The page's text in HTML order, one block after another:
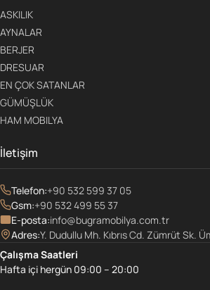
ASKILIK
AYNALAR
BERJER
DRESUAR
EN ÇOK SATANLAR
GÜMÜŞLÜK
HAM MOBILYA
İletişim
Telefon:+90 532 599 37 05
Gsm:+90 532 499 55 37
E-posta:info@bugramobilya.com.tr
Adres:Y. Dudullu Mh. Kıbrıs Cd. Zümrüt Sk.
Çalışma Saatleri
Hafta içi hergün 09:00 – 20:00